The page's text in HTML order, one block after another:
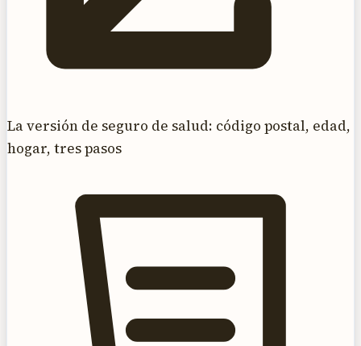
La versión de seguro de salud: código postal, edad,
hogar, tres pasos